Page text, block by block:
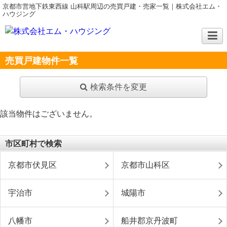
京都市営地下鉄東西線 山科駅周辺の売買戸建・売家一覧｜株式会社エム・
ハウジング
売買戸建物件一覧
検索条件を変更
該当物件はございません。
市区町村で検索
京都市伏見区 京都市山科区
宇治市 城陽市
八幡市 船井郡京丹波町